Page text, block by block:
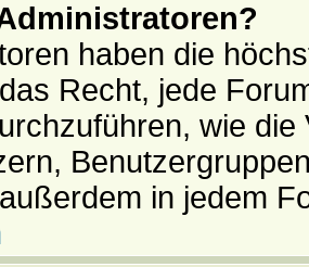
haben die
Recht, jede
wie
in jedem